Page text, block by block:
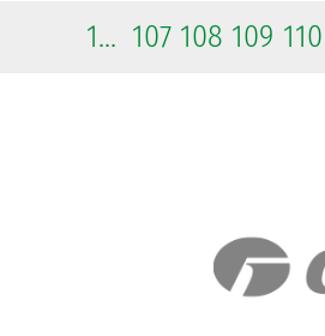
1... 107 108 109 110